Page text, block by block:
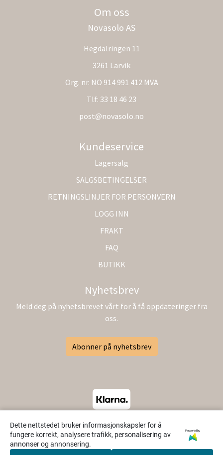
Dette nettstedet bruker informasjonskapsler for å
fungere korrekt, analysere trafikk, personalisering av
annonser og annonsering.
Powered by
Om oss
Novasolo AS
Hegdalringen 11
3261 Larvik
Org. nr. NO 914 991 412 MVA
Tlf: 33 18 46 23
post@novasolo.no
Kundeservice
Lagersalg
SALGSBETINGELSER
RETNINGSLINJER FOR PERSONVERN
LOGG INN
FRAKT
FAQ
BUTIKK
Nyhetsbrev
Meld deg på nyhetsbrevet vårt for å få oppdateringer fra
oss.
Abonner på nyhetsbrev